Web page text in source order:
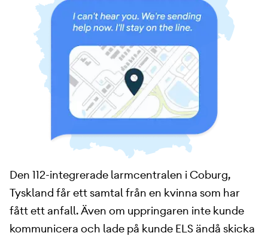
Den 112-integrerade larmcentralen i Coburg,
Tyskland får ett samtal från en kvinna som har
fått ett anfall. Även om uppringaren inte kunde
kommunicera och lade på kunde ELS ändå skicka